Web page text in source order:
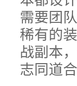
需要团
稀有的
战副本
志同道